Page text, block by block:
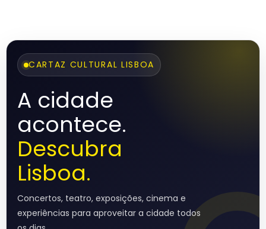
CARTAZ CULTURAL LISBOA
A cidade
acontece.
Descubra
Lisboa.
Concertos, teatro, exposições, cinema e
experiências para aproveitar a cidade todos